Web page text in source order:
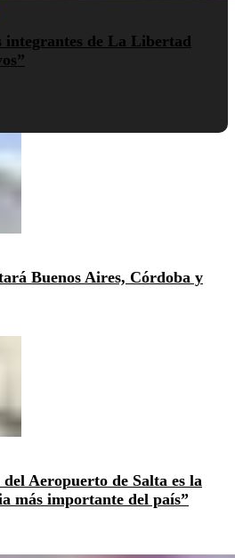
integrantes de La Libertad
Buenos Aires, Córdoba y
Aeropuerto de Salta es la
más importante del país”